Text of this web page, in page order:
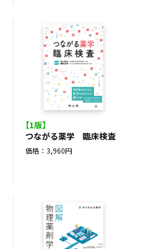
【1版】
つながる薬学 臨床検査
価格：3,960円